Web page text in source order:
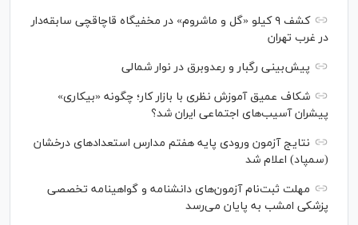
کشف ۹ کیلو «گل و ماشروم» در مخفیگاه قاچاقچی سابقه‌دار
در غرب تهران
پیش‌بینی رگبار و رعدوبرق در نوار شمالی
شکاف عمیق آموزش نظری با بازار کار؛ چگونه «بیکاری»
پیشران آسیب‌های اجتماعی ایران شد؟
نتایج آزمون ورودی پایه هفتم مدارس استعدادهای درخشان
(سمپاد) اعلام شد
مهلت ثبت‌نام آزمون‌های دانشنامه و گواهینامه تخصصی
پزشکی امشب به پایان می‌رسد